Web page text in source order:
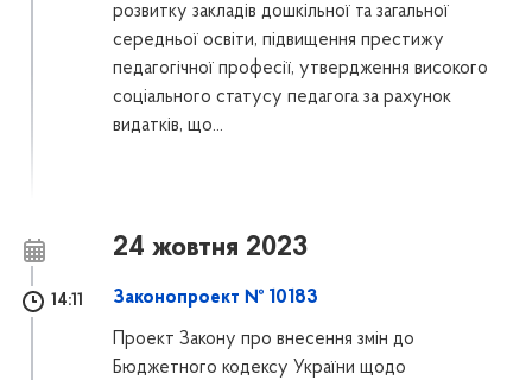
розвитку закладів дошкільної та загальної
середньої освіти, підвищення престижу
педагогічної професії, утвердження високого
соціального статусу педагога за рахунок
видатків, що...
24 жовтня 2023
14:11 Законопроект № 10183
Проект Закону про внесення змін до
Бюджетного кодексу України щодо